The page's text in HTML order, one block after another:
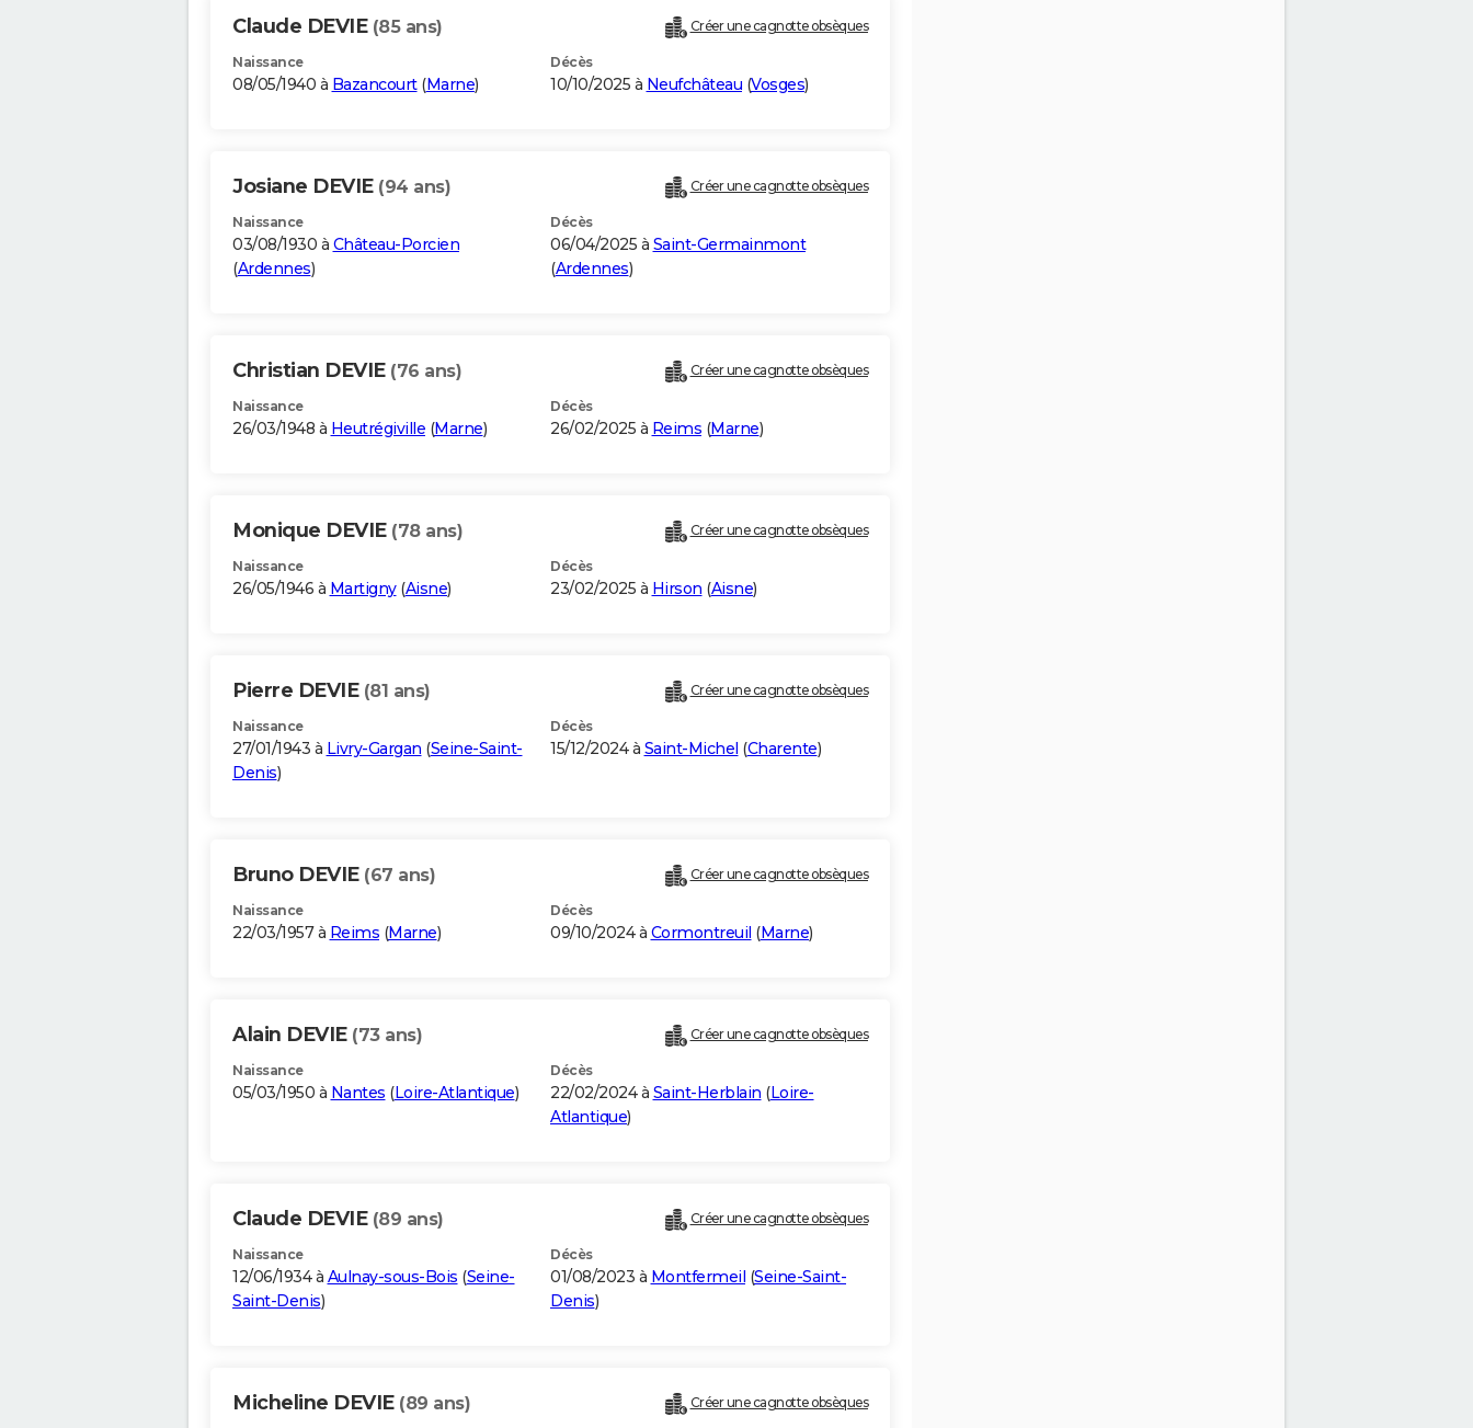
Claude DEVIE (85 ans) Créer une cagnotte obsèques
Naissance
08/05/1940 à Bazancourt(Marne)
Décès
10/10/2025 à Neufchâteau (Vosges)
Josiane DEVIE (94 ans) Créer une cagnotte obsèques
Naissance
03/08/1930 à Château-Porcien
(Ardennes)
Décès
06/04/2025 à Saint-Germainmont
(Ardennes)
Christian DEVIE (76 ans) Créer une cagnotte obsèques
Naissance
26/03/1948 à Heutrégiville (Marne)
Décès
26/02/2025 à Reims (Marne)
Monique DEVIE (78 ans) Créer une cagnotte obsèques
Naissance
26/05/1946 à Martigny(Aisne)
Décès
23/02/2025 à Hirson (Aisne)
Pierre DEVIE (81 ans) Créer une cagnotte obsèques
Naissance
27/01/1943 à Livry-Gargan (Seine-Saint-
Denis)
Décès
15/12/2024 à Saint-Michel (Charente)
Bruno DEVIE (67 ans) Créer une cagnotte obsèques
Naissance
22/03/1957 à Reims (Marne)
Décès
09/10/2024 à Cormontreuil (Marne)
Alain DEVIE (73 ans) Créer une cagnotte obsèques
Naissance
05/03/1950 à Nantes (Loire-Atlantique)
Décès
22/02/2024 à Saint-Herblain (Loire-
Atlantique)
Claude DEVIE (89 ans) Créer une cagnotte obsèques
Naissance
12/06/1934 à Aulnay-sous-Bois (Seine-
Saint-Denis)
Décès
01/08/2023 à Montfermeil (Seine-Saint-
Denis)
Micheline DEVIE (89 ans) Créer une cagnotte obsèques